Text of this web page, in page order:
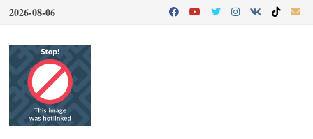
Passer
contenu
2026-08-06